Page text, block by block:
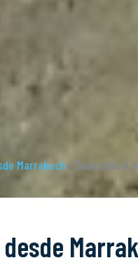
Marrakech> Excursión 4